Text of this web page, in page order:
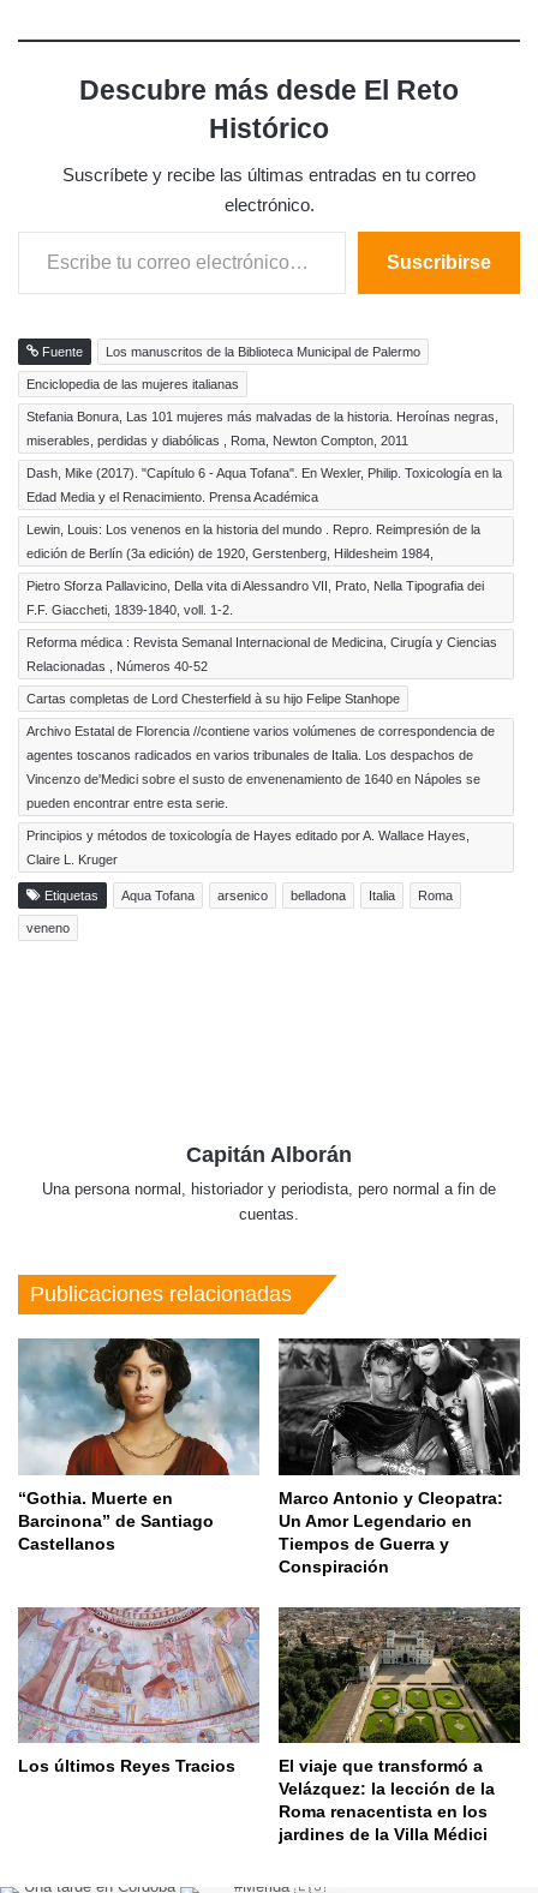
Descubre más desde El Reto
Histórico
Suscríbete y recibe las últimas entradas en tu correo
electrónico.
Escribe tu correo electrónico…
Suscribirse
Fuente Los manuscritos de la Biblioteca Municipal de Palermo
Enciclopedia de las mujeres italianas
Stefania Bonura, Las 101 mujeres más malvadas de la historia. Heroínas negras,
miserables, perdidas y diabólicas , Roma, Newton Compton, 2011
Dash, Mike (2017). "Capítulo 6 - Aqua Tofana". En Wexler, Philip. Toxicología en la
Edad Media y el Renacimiento. Prensa Académica
Lewin, Louis: Los venenos en la historia del mundo . Repro. Reimpresión de la
edición de Berlín (3a edición) de 1920, Gerstenberg, Hildesheim 1984,
Pietro Sforza Pallavicino, Della vita di Alessandro VII, Prato, Nella Tipografia dei
F.F. Giaccheti, 1839-1840, voll. 1-2.
Reforma médica : Revista Semanal Internacional de Medicina, Cirugía y Ciencias
Relacionadas , Números 40-52
Cartas completas de Lord Chesterfield à su hijo Felipe Stanhope
Archivo Estatal de Florencia //contiene varios volúmenes de correspondencia de
agentes toscanos radicados en varios tribunales de Italia. Los despachos de
Vincenzo de'Medici sobre el susto de envenenamiento de 1640 en Nápoles se
pueden encontrar entre esta serie.
Principios y métodos de toxicología de Hayes editado por A. Wallace Hayes,
Claire L. Kruger
Etiquetas Aqua Tofana arsenico belladona Italia Roma
veneno
Capitán Alborán
Una persona normal, historiador y periodista, pero normal a fin de
cuentas.
Publicaciones relacionadas
“Gothia. Muerte en
Barcinona” de Santiago
Castellanos
Marco Antonio y Cleopatra:
Un Amor Legendario en
Tiempos de Guerra y
Conspiración
Los últimos Reyes Tracios
El viaje que transformó a
Velázquez: la lección de la
Roma renacentista en los
jardines de la Villa Médici